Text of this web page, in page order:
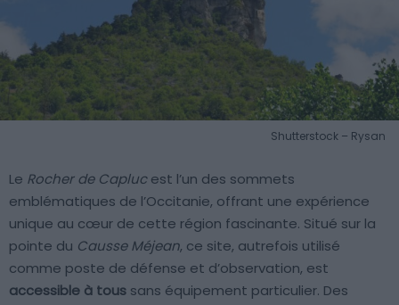
Shutterstock – Rysan
Le Rocher de Caplucest l’un des sommets
emblématiques de l’Occitanie, offrant une expérience
unique au cœur de cette région fascinante. Situé sur la
pointe du Causse Méjean, ce site, autrefois utilisé
comme poste de défense et d’observation, est
accessible à tous sans équipement particulier. Des